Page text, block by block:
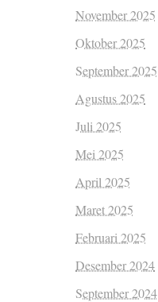
November 2025
Oktober 2025
September 2025
Agustus 2025
Juli 2025
Mei 2025
April 2025
Maret 2025
Februari 2025
Desember 2024
September 2024